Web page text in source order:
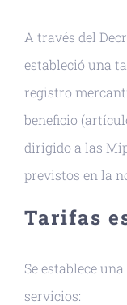
A través del
estableció una
registro
beneficio
dirigido a las
previstos en la
Tarifas
Se establece
servicios: